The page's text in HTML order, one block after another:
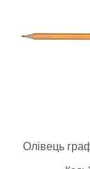
Олівець